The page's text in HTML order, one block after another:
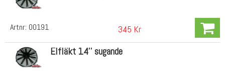
Artnr: 00191 345 Kr
Elfläkt 14'' sugande